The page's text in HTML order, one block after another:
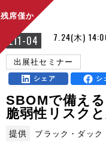
E11-04 7.24(木)
出展社セミナー
シェア シ
残席僅か
SBOMで備える
脆弱性リスク
提供 ブラック・ダック